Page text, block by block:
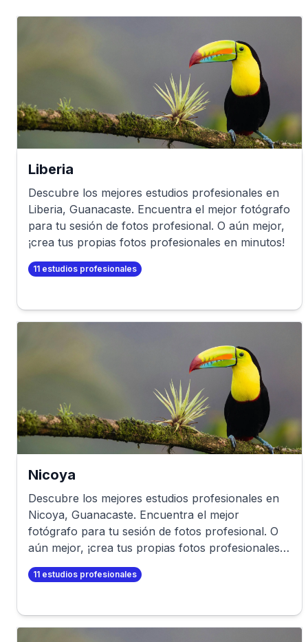
Liberia
Descubre los mejores estudios profesionales en
Liberia, Guanacaste. Encuentra el mejor fotógrafo
para tu sesión de fotos profesional. O aún mejor,
¡crea tus propias fotos profesionales en minutos!
11 estudios profesionales
Nicoya
Descubre los mejores estudios profesionales en
Nicoya, Guanacaste. Encuentra el mejor
fotógrafo para tu sesión de fotos profesional. O
aún mejor, ¡crea tus propias fotos profesionales
en minutos!
11 estudios profesionales